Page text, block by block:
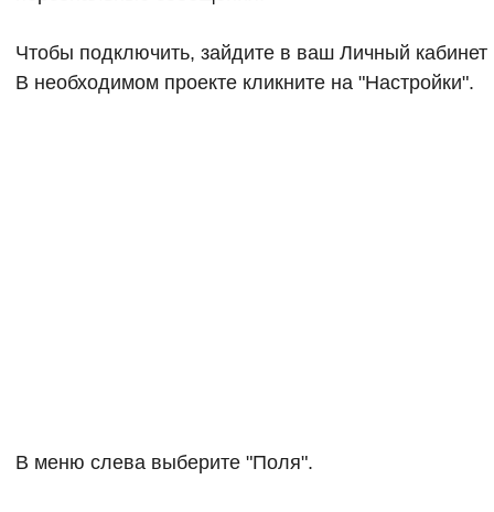
Чтобы подключить, зайдите в ваш Личный
В необходимом проекте кликните на "Настройки".
В меню слева выберите "Поля".